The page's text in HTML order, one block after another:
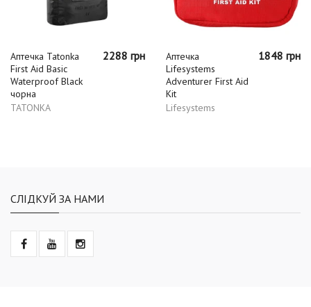
Аптечка Tatonka
First Aid Basic
Waterproof Black
чорна
TATONKA
2288 грн
Аптечка
Lifesystems
Adventurer First Aid
Kit
Lifesystems
1848 грн
СЛІДКУЙ ЗА НАМИ